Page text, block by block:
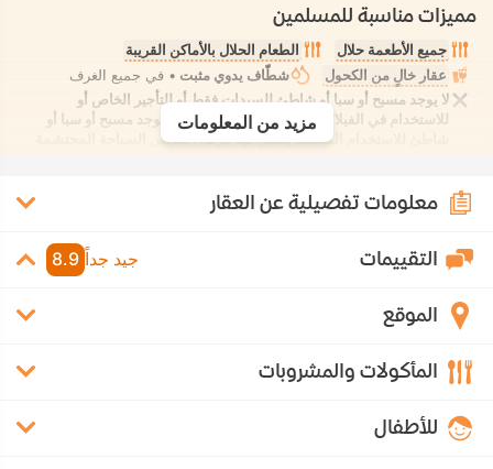
مميزات مناسبة للمسلمين
جميع الأطعمة حلال
الطعام الحلال بالأماكن القريبة
عقار خالٍ من الكحول
شطّاف يدوي مثبت • في جميع الغرف
لا يوجد مسبح أو سبا أو شاطئ للسيدات فقط أو للتأجير الخاص أو
للاستخدام في الفيلا/الغرفة يوفر الانعزال التام. لا يوجد مسبح أو سبا أو
شاطئ للاستخدام المُختلط يُسمح فيه بارتداء ملابس السباحة المحتشمة
مزيد من المعلومات
معلومات تفصيلية عن العقار
التقييمات جيد جداً 8.9
الموقع
المأكولات والمشروبات
للأطفال